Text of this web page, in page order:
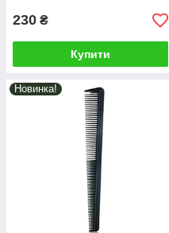
230 ₴
Купити
Новинка!